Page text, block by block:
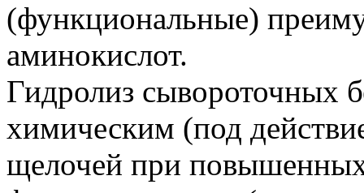
(функциональные)
аминокислот.
Гидролиз сывороточных
химическим (под
щелочей при